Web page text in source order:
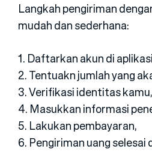
Langkah pengiriman
mudah dan sederhana:
1. Daftarkan akun di
2. Tentuakn jumlah yang
3. Verifikasi identitas kamu,
4. Masukkan informasi
5. Lakukan pembayaran,
6. Pengiriman uang selesai